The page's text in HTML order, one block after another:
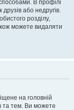
В профілі
або недругів.
розділу,
можете видаляти
на головній
та тем. Ви можете